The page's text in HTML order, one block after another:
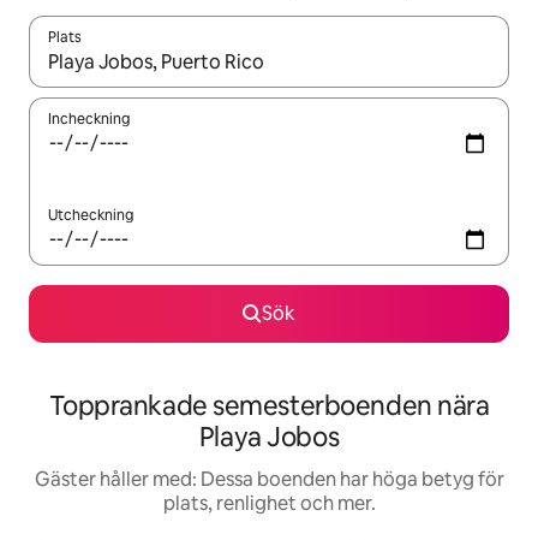
Plats
När resultaten är tillgängliga kan du navigera med upp- och
Incheckning
Utcheckning
Sök
Topprankade semesterboenden nära
Playa Jobos
Gäster håller med: Dessa boenden har höga betyg för
plats, renlighet och mer.